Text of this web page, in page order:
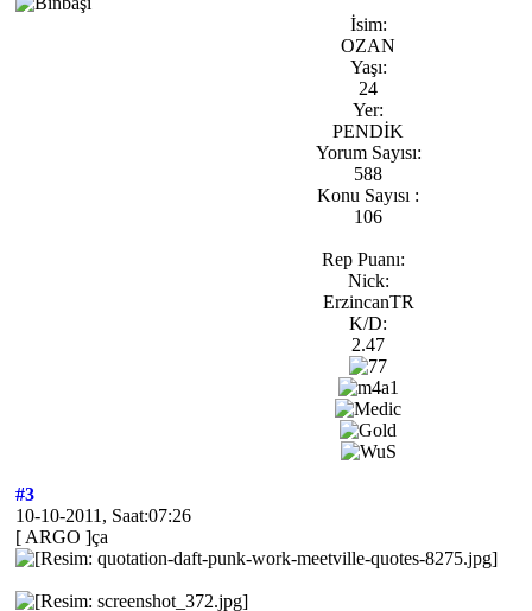
İsim:
OZAN
Yaşı:
24
Yer:
PENDİK
Yorum Sayısı:
588
Konu Sayısı :
106
Rep Puanı:
Nick:
ErzincanTR
K/D:
2.47
#3
10-10-2011, Saat:07:26
[ ARGO ]ça